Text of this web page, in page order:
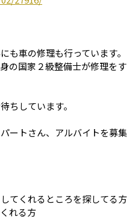
も車の修理も行っています。
の国家２級整備士が修理をす
ちしています。
ートさん、アルバイトを募集
てくれるところを探してる方
れる方